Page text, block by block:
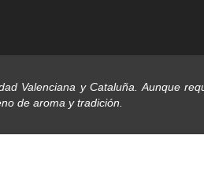
Valenciana y Cataluña. Aunque
de aroma y tradición.